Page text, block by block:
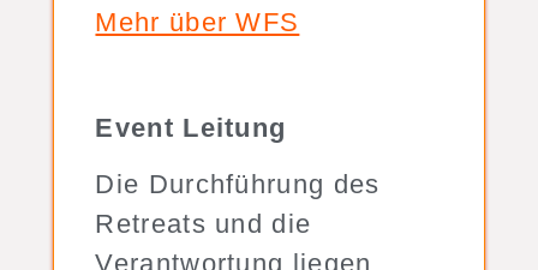
Mehr über WFS
Event Leitung
Die Durchführung des
Retreats und die
Verantwortung liegen